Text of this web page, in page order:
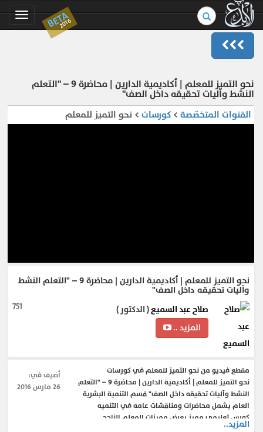
BETA
2016
بحث
في
الموسوعة..
نحو التميز للمعلم | أكاديمية الدارين | محاضرة 9 – "التعلم
النشط وآليات تحقيقه داخل الصف"
القنوات المتخصّصة > كورسات > نحو التميز للمعلم
نحو التميز للمعلم | أكاديمية الدارين | محاضرة 9 – "التعلم النشط
وآليات تحقيقه داخل الصف"
751 صلاح عبد السميع( الدكتور )
المزيد ..
أضيف في:
26 مارس 2016
مقطع فيديو من نحو التميز للمعلم في كورسات
نحو التميز للمعلم | أكاديمية الدارين | محاضرة 9 – "التعلم
النشط وآليات تحقيقه داخل الصف" قسم التنمية البشرية
العام يشمل محاضرات ومناقشات عامه في التنميه
كورس تعليمى مميز يعرض مميزات المعلم الناجح .
المزيد..